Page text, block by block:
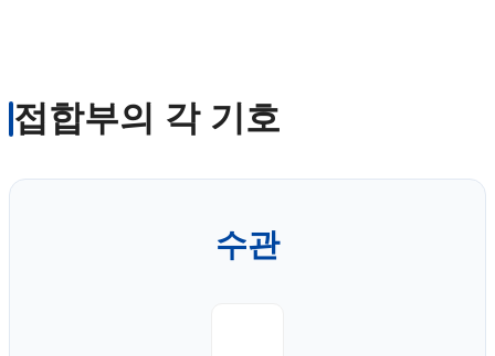
접합부의 각 기호
수관